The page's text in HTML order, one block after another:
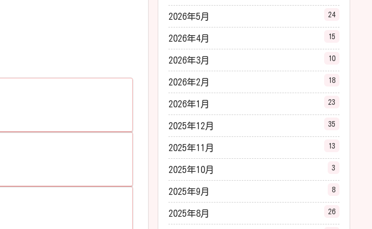
2026年5月 24
2026年4月 15
2026年3月 10
2026年2月 18
2026年1月 23
2025年12月 35
2025年11月 13
2025年10月 3
2025年9月 8
2025年8月 26